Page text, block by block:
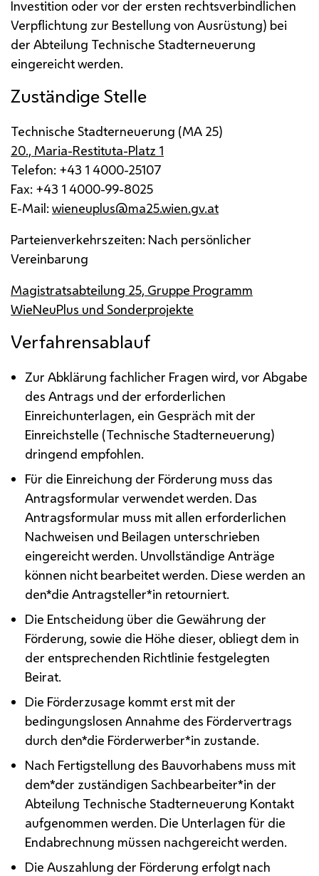
Investition oder vor der ersten rechtsverbindlichen
Verpflichtung zur Bestellung von Ausrüstung) bei
der Abteilung Technische Stadterneuerung
eingereicht werden.
Zuständige Stelle
Technische Stadterneuerung (MA 25)
20., Maria-Restituta-Platz 1
Telefon: +43 1 4000-25107
Fax: +43 1 4000-99-8025
E-Mail: wieneuplus@ma25.wien.gv.at
Parteienverkehrszeiten: Nach persönlicher
Vereinbarung
Magistratsabteilung 25, Gruppe Programm
WieNeuPlus und Sonderprojekte
Verfahrensablauf
Zur Abklärung fachlicher Fragen wird, vor Abgabe
des Antrags und der erforderlichen
Einreichunterlagen, ein Gespräch mit der
Einreichstelle (Technische Stadterneuerung)
dringend empfohlen.
Für die Einreichung der Förderung muss das
Antragsformular verwendet werden. Das
Antragsformular muss mit allen erforderlichen
Nachweisen und Beilagen unterschrieben
eingereicht werden. Unvollständige Anträge
können nicht bearbeitet werden. Diese werden an
den*die Antragsteller*in retourniert.
Die Entscheidung über die Gewährung der
Förderung, sowie die Höhe dieser, obliegt dem in
der entsprechenden Richtlinie festgelegten
Beirat.
Die Förderzusage kommt erst mit der
bedingungslosen Annahme des Fördervertrags
durch den*die Förderwerber*in zustande.
Nach Fertigstellung des Bauvorhabens muss mit
dem*der zuständigen Sachbearbeiter*in der
Abteilung Technische Stadterneuerung Kontakt
aufgenommen werden. Die Unterlagen für die
Endabrechnung müssen nachgereicht werden.
Die Auszahlung der Förderung erfolgt nach